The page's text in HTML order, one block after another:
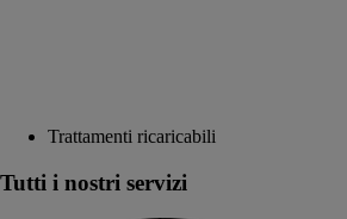
Trattamenti ricaricabili
Tutti i nostri servizi